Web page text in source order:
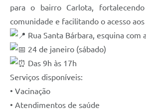
para o bairro Carlota,
comunidade e facilitando o acesso
Rua Santa Bárbara, esquina com
24 de janeiro (sábado)
Das 9h às 17h
Serviços disponíveis:
• Vacinação
• Atendimentos de saúde